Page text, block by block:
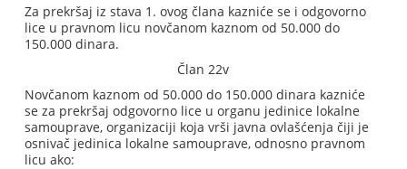
Za prekršaj iz stava 1. ovog člana kazniće se i odgovorno
lice u pravnom licu novčanom kaznom od 50.000 do
150.000 dinara.
Član 22v
Novčanom kaznom od 50.000 do 150.000 dinara kazniće
se za prekršaj odgovorno lice u organu jedinice lokalne
samouprave, organizaciji koja vrši javna ovlašćenja čiji je
osnivač jedinica lokalne samouprave, odnosno pravnom
licu ako: